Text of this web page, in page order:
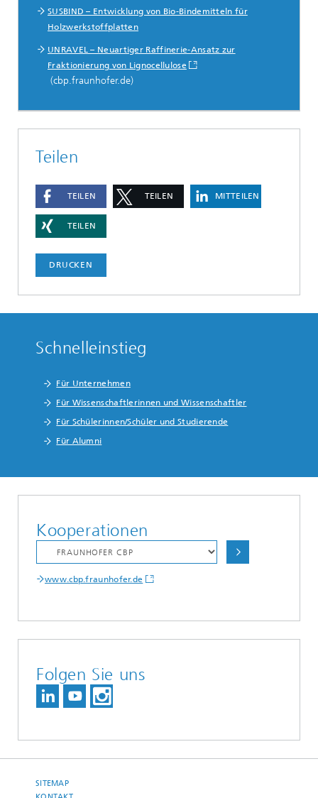
SUSBIND – Entwicklung von Bio-Bindemitteln für
Holzwerkstoffplatten
UNRAVEL – Neuartiger Raffinerie-Ansatz zur
Fraktionierung von Lignocellulose
(cbp.fraunhofer.de)
Teilen
TEILEN TEILEN MITTEILEN
TEILEN
DRUCKEN
Schnelleinstieg
Für Unternehmen
Für Wissenschaftlerinnen und Wissenschaftler
Für Schülerinnen/Schüler und Studierende
Für Alumni
Kooperationen
www.cbp.fraunhofer.de
Folgen Sie uns
SITEMAP